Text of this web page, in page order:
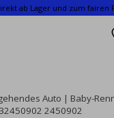
ab Lager und zum fairen
Auto | Baby-
2450902